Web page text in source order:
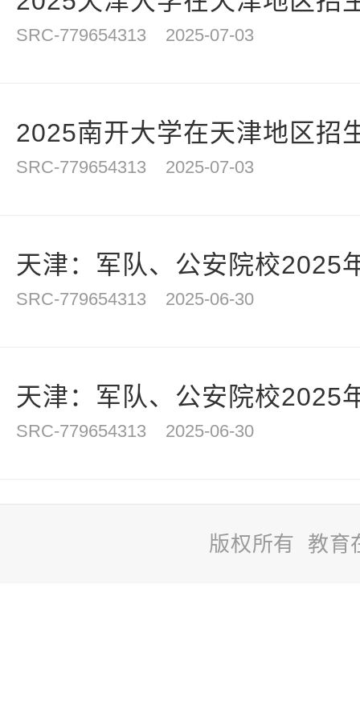
SRC-779654313 2025-07-03
2025南开大学在天津地区招
SRC-779654313 2025-07-03
天津：军队、公安院校2025
SRC-779654313 2025-06-30
天津：军队、公安院校2025
SRC-779654313 2025-06-30
版权所有 教育